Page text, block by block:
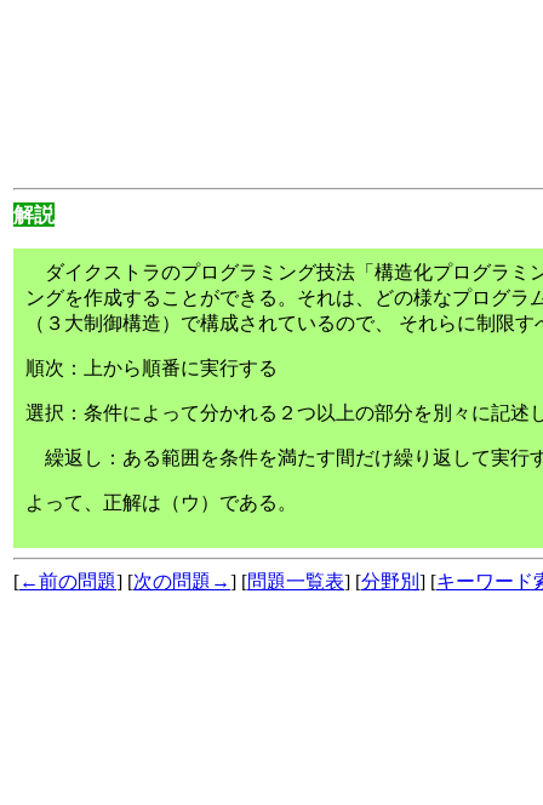
解説
ダイクストラのプログラミング技法「構造化プログラミ
ングを作成することができる。それは、どの様なプログラ
（３大制御構造）で構成されているので、 それらに制限
順次：上から順番に実行する
選択：条件によって分かれる２つ以上の部分を別々に記述
繰返し：ある範囲を条件を満たす間だけ繰り返して実行
よって、正解は（ウ）である。
[←前の問題] [次の問題→] [問題一覧表] [分野別 ] [キーワード